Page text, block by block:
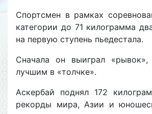
Спортсмен в рамках
категории до 71 килограмма
на первую ступень пьедестала.
Сначала он выиграл
лучшим в «толчке».
Аскербай поднял 172
рекорды мира, Азии и